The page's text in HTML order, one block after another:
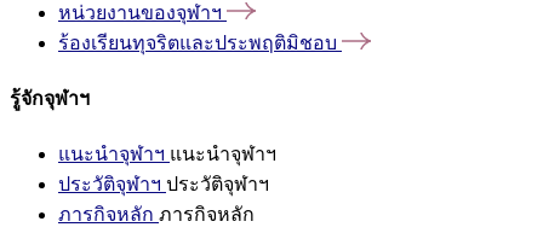
หน่วยงานของจุฬาฯ
ร้องเรียนทุจริตและประพฤติมิชอบ
รู้จักจุฬาฯ
แนะนำจุฬาฯ แนะนำจุฬาฯ
ประวัติจุฬาฯ ประวัติจุฬาฯ
ภารกิจหลัก ภารกิจหลัก